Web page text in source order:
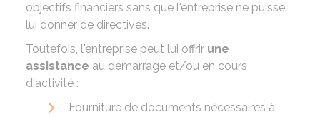
objectifs financiers sans que l'entreprise ne puisse
lui donner de directives.
Toutefois, l'entreprise peut lui offrir une
assistance au démarrage et/ou en cours
d'activité :
Fourniture de documents nécessaires à